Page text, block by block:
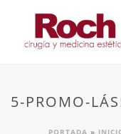
5-PROMO-
PORTADA »